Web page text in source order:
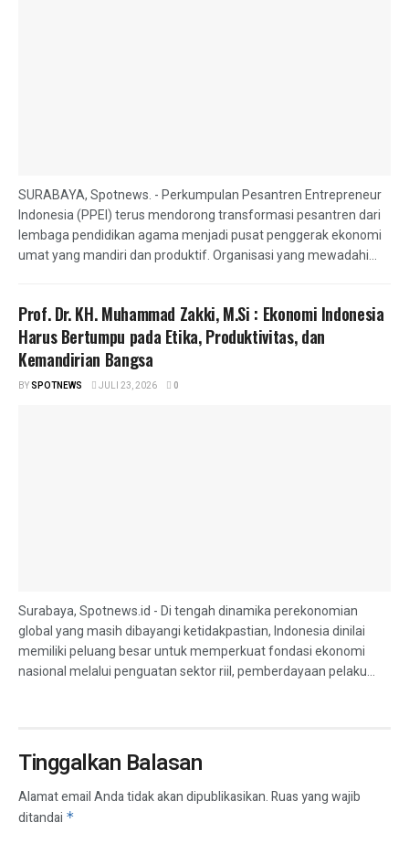
SURABAYA, Spotnews. - Perkumpulan Pesantren Entrepreneur
Indonesia (PPEI) terus mendorong transformasi pesantren dari
lembaga pendidikan agama menjadi pusat penggerak ekonomi
umat yang mandiri dan produktif. Organisasi yang mewadahi...
Prof. Dr. KH. Muhammad Zakki, M.Si : Ekonomi Indonesia
Harus Bertumpu pada Etika, Produktivitas, dan
Kemandirian Bangsa
BYSPOTNEWS JULI 23, 2026 0
Surabaya, Spotnews.id - Di tengah dinamika perekonomian
global yang masih dibayangi ketidakpastian, Indonesia dinilai
memiliki peluang besar untuk memperkuat fondasi ekonomi
nasional melalui penguatan sektor riil, pemberdayaan pelaku...
Tinggalkan Balasan
Alamat email Anda tidak akan dipublikasikan.Ruas yang wajib
ditandai *